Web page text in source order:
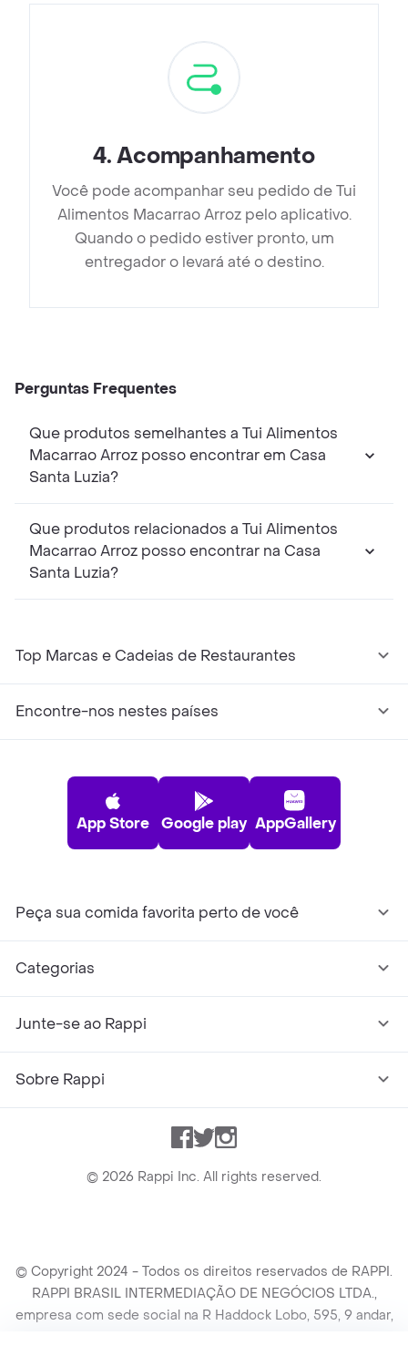
4.Acompanhamento
Você pode acompanhar seu pedido de Tui
Alimentos Macarrao Arroz pelo aplicativo.
Quando o pedido estiver pronto, um
entregador o levará até o destino.
Perguntas Frequentes
Que produtos semelhantes a Tui Alimentos
Macarrao Arroz posso encontrar em Casa
Santa Luzia?
Que produtos relacionados a Tui Alimentos
Macarrao Arroz posso encontrar na Casa
Santa Luzia?
Top Marcas e Cadeias de Restaurantes
Encontre-nos nestes países
App Store Google play AppGallery
Peça sua comida favorita perto de você
Categorias
Junte-se ao Rappi
Sobre Rappi
Facebook
TwitterInstagram
© 2026 Rappi Inc. All rights reserved.
© Copyright 2024 - Todos os direitos reservados de RAPPI.
RAPPI BRASIL INTERMEDIAÇÃO DE NEGÓCIOS LTDA.,
empresa com sede social na R Haddock Lobo, 595, 9 andar,